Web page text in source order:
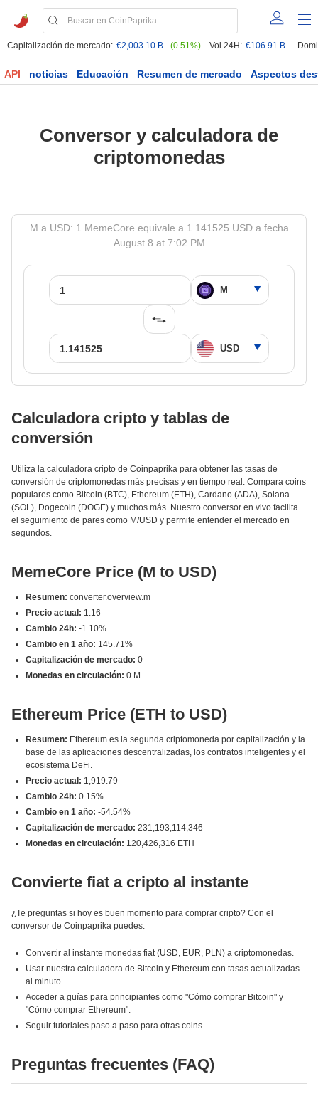
Capitalización de mercado: €2,003.10 B (0.51%) Vol 24H: €106.91 B
API noticias Educación Resumen de mercado Aspectos
Conversor y calculadora de
criptomonedas
M a USD: 1 MemeCore equivale a 1.141525 USD a fecha
August 8 at 7:02 PM
Calculadora cripto y tablas de
conversión
Utiliza la calculadora cripto de Coinpaprika para obtener las tasas de
conversión de criptomonedas más precisas y en tiempo real. Compara coins
populares como Bitcoin (BTC), Ethereum (ETH), Cardano (ADA), Solana
(SOL), Dogecoin (DOGE) y muchos más. Nuestro conversor en vivo facilita
el seguimiento de pares como M/USD y permite entender el mercado en
segundos.
MemeCore Price (M to USD)
Resumen: converter.overview.m
Precio actual: 1.16
Cambio 24h: -1.10%
Cambio en 1 año: 145.71%
Capitalización de mercado: 0
Monedas en circulación: 0 M
Ethereum Price (ETH to USD)
Resumen: Ethereum es la segunda criptomoneda por capitalización y la
base de las aplicaciones descentralizadas, los contratos inteligentes y el
ecosistema DeFi.
Precio actual: 1,919.79
Cambio 24h: 0.15%
Cambio en 1 año: -54.54%
Capitalización de mercado: 231,193,114,346
Monedas en circulación: 120,426,316 ETH
Convierte fiat a cripto al instante
¿Te preguntas si hoy es buen momento para comprar cripto? Con el
conversor de Coinpaprika puedes:
Convertir al instante monedas fiat (USD, EUR, PLN) a criptomonedas.
Usar nuestra calculadora de Bitcoin y Ethereum con tasas actualizadas
al minuto.
Acceder a guías para principiantes como "Cómo comprar Bitcoin" y
"Cómo comprar Ethereum".
Seguir tutoriales paso a paso para otras coins.
Preguntas frecuentes (FAQ)